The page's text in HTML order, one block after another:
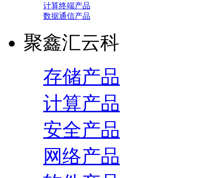
计算终端产品
数据通信产品
聚鑫汇云科
存储产品
计算产品
安全产品
网络产品